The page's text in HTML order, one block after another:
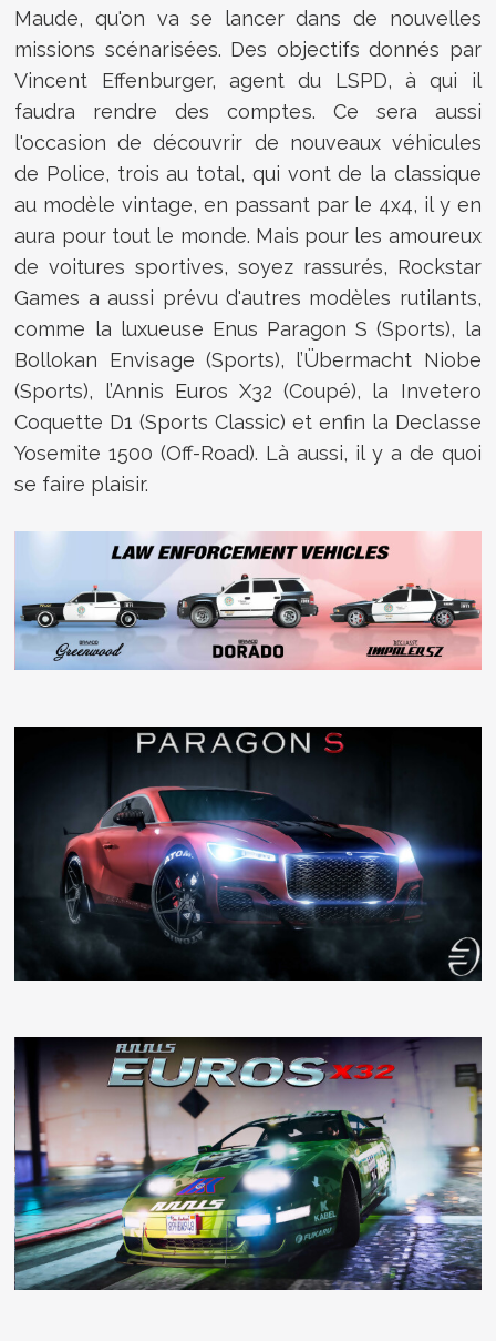
Maude, qu'on va se lancer dans de nouvelles
missions scénarisées. Des objectifs donnés par
Vincent Effenburger, agent du LSPD, à qui il
faudra rendre des comptes. Ce sera aussi
l'occasion de découvrir de nouveaux véhicules
de Police, trois au total, qui vont de la classique
au modèle vintage, en passant par le 4x4, il y en
aura pour tout le monde. Mais pour les amoureux
de voitures sportives, soyez rassurés, Rockstar
Games a aussi prévu d'autres modèles rutilants,
comme la luxueuse Enus Paragon S (Sports), la
Bollokan Envisage (Sports), l’Übermacht Niobe
(Sports), l’Annis Euros X32 (Coupé), la Invetero
Coquette D1 (Sports Classic) et enfin la Declasse
Yosemite 1500 (Off-Road). Là aussi, il y a de quoi
se faire plaisir.